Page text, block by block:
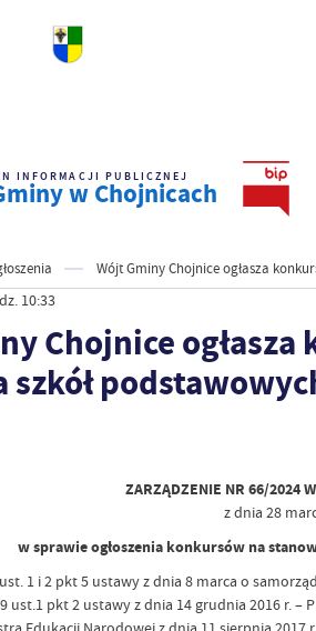
INFORMACJI PUBLICZNEJ
w Chojnicach
Wójt Gminy Chojnice ogłasza
10:33
Chojnice
ZARZĄDZENIE NR 66/2024
z dnia 28
w sprawie ogłoszenia konkursów na
1 i 2 pkt 5 ustawy z dnia 8 marca o
ust.1 pkt 2 ustawy z dnia 14 grudnia 2016 r. –